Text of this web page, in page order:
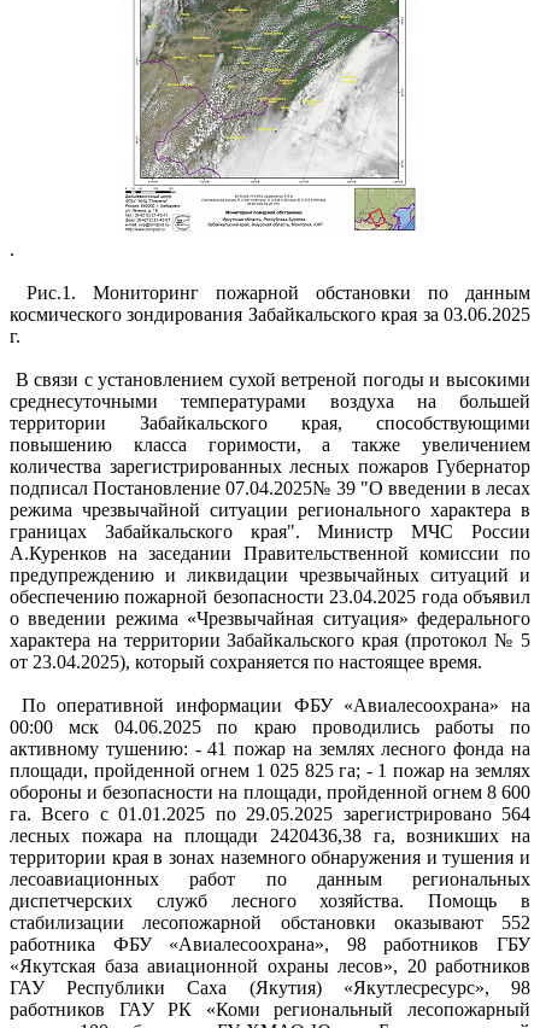
.
Рис.1. Мониторинг пожарной обстановки по данным
космического зондирования Забайкальского края за 03.06.2025
г.
В связи с установлением сухой ветреной погоды и высокими
среднесуточными температурами воздуха на большей
территории Забайкальского края, способствующими
повышению класса горимости, а также увеличением
количества зарегистрированных лесных пожаров Губернатор
подписал Постановление 07.04.2025№ 39 "О введении в лесах
режима чрезвычайной ситуации регионального характера в
границах Забайкальского края". Министр МЧС России
А.Куренков на заседании Правительственной комиссии по
предупреждению и ликвидации чрезвычайных ситуаций и
обеспечению пожарной безопасности 23.04.2025 года объявил
о введении режима «Чрезвычайная ситуация» федерального
характера на территории Забайкальского края (протокол № 5
от 23.04.2025), который сохраняется по настоящее время.
По оперативной информации ФБУ «Авиалесоохрана» на
00:00 мск 04.06.2025 по краю проводились работы по
активному тушению: - 41 пожар на землях лесного фонда на
площади, пройденной огнем 1 025 825 га; - 1 пожар на землях
обороны и безопасности на площади, пройденной огнем 8 600
га. Всего с 01.01.2025 по 29.05.2025 зарегистрировано 564
лесных пожара на площади 2420436,38 га, возникших на
территории края в зонах наземного обнаружения и тушения и
лесоавиационных работ по данным региональных
диспетчерских служб лесного хозяйства. Помощь в
стабилизации лесопожарной обстановки оказывают 552
работника ФБУ «Авиалесоохрана», 98 работников ГБУ
«Якутская база авиационной охраны лесов», 20 работников
ГАУ Республики Саха (Якутия) «Якутлесресурс», 98
работников ГАУ РК «Коми региональный лесопожарный